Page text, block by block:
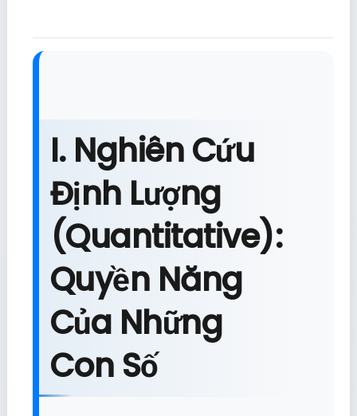
I. Nghiên Cứu
Định Lượng
(Quantitative):
Quyền Năng
Của Những
Con Số